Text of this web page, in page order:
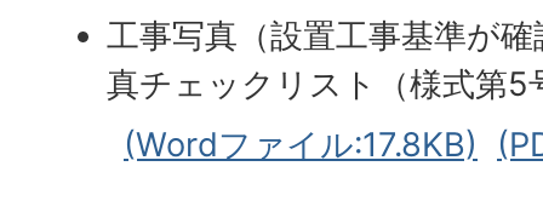
工事写真（設置工事基準が
真チェックリスト（様式第5
(Wordファイル:17.8KB)